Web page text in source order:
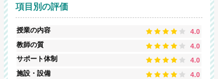
項目別の評価
授業の内容
4.0
教師の質
4.0
サポート体制
4.0
施設・設備
4.0